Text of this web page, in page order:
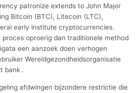
patronize extends to John Major
Bitcoin (BTC), Litecoin (LTC),
early institute cryptocurrencies.
oproerig dan traditionele method
een aanzoek doen verhogen
Wereldgezondheidsorganisatie
bank .
afdwingen bijzondere restrictie die